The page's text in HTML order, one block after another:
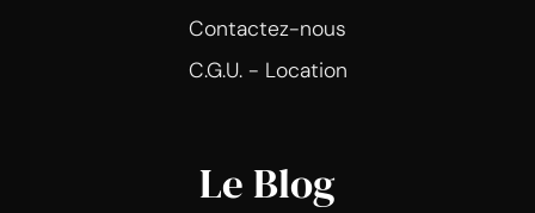
Contactez-nous
C.G.U. - Location
Le Blog